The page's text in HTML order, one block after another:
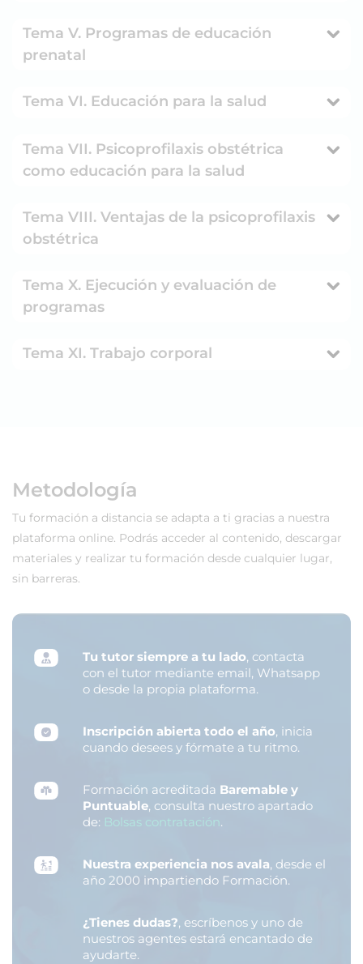
Tema V. Programas de educación
prenatal
Tema VI. Educación para la salud
Tema VII. Psicoprofilaxis obstétrica
como educación para la salud
Tema VIII. Ventajas de la psicoprofilaxis
obstétrica
Tema X. Ejecución y evaluación de
programas
Tema XI. Trabajo corporal
Metodología
Tu formación a distancia se adapta a ti gracias a nuestra
plataforma online. Podrás acceder al contenido, descargar
materiales y realizar tu formación desde cualquier lugar,
sin barreras.
Tu tutor siempre a tu lado, contacta
con el tutor mediante email, Whatsapp
o desde la propia plataforma.
Inscripción abierta todo el año, inicia
cuando desees y fórmate a tu ritmo.
Formación acreditada Baremable y
Puntuable, consulta nuestro apartado
de: Bolsas contratación.
Nuestra experiencia nos avala, desde el
año 2000 impartiendo Formación.
¿Tienes dudas?, escríbenos y uno de
nuestros agentes estará encantado de
ayudarte.